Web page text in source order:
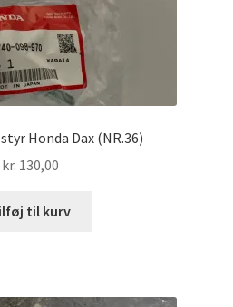
Honda Dax (NR.36)
kr. 130,00
til kurv